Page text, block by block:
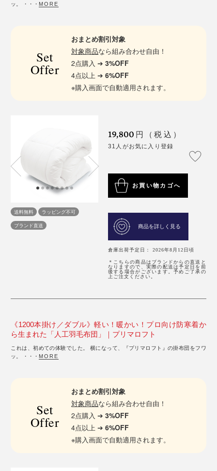
ッ。 ・・・ MORE
Set
Offer
おまとめ割引対象
対象商品なら組み合わせ自由！
2点購入 ➔3%OFF
4点以上 ➔6%OFF
※購入画面で自動適用されます。
送料無料
ラッピング不可
ブランド直送
19,800 円（税込）
31人がお気に入り登録
お買い物カゴへ
商品を詳しく見る
倉庫出荷予定日： 2026年8月12日頃
＊こちらの商品はブランドからの直送と
なりますので、実際の配送は予定日を前
後する場合がございます。予めご了承の
上ご注文ください。
《1200本掛け／ダブル》軽い！暖かい！プロ向け防寒着か
ら生まれた「人工羽毛布団」｜プリマロフト
これは、初めての体験でした。 横になって、『プリマロフト』の掛布団をフワ
ッ。 ・・・ MORE
Set
Offer
おまとめ割引対象
対象商品なら組み合わせ自由！
2点購入 ➔3%OFF
4点以上 ➔6%OFF
※購入画面で自動適用されます。